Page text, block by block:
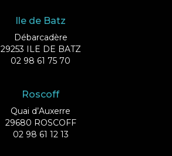
Ile de Batz
Débarcadère
29253 ILE DE BATZ
02 98 61 75 70
Roscoff
Quai d’Auxerre
29680 ROSCOFF
02 98 61 12 13